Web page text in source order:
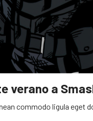
verano a
commodo ligula eget